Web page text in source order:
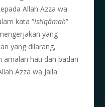
Allah Azza wa
kata “Istiqâmah”
yang
yang dilarang,
amalan hati dan badan
Azza wa Jalla